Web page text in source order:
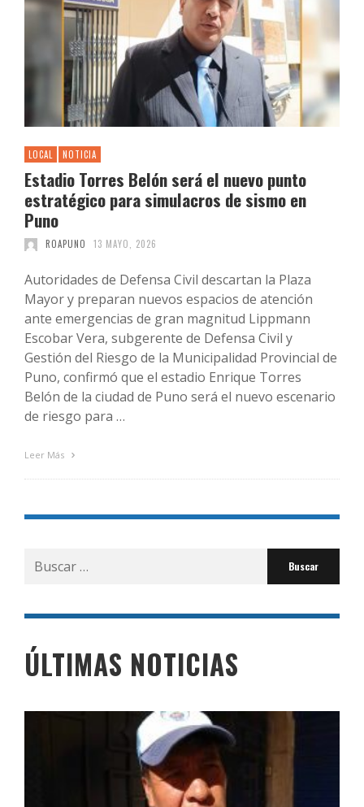
LOCAL NOTICIA
Estadio Torres Belón será el nuevo punto
estratégico para simulacros de sismo en
Puno
ROAPUNO 13 MAYO, 2026
Autoridades de Defensa Civil descartan la Plaza
Mayor y preparan nuevos espacios de atención
ante emergencias de gran magnitud Lippmann
Escobar Vera, subgerente de Defensa Civil y
Gestión del Riesgo de la Municipalidad Provincial de
Puno, confirmó que el estadio Enrique Torres
Belón de la ciudad de Puno será el nuevo escenario
de riesgo para …
Leer Más
Buscar
por:
ÚLTIMAS NOTICIAS